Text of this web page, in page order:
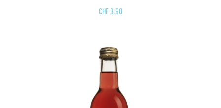
CHF3.60